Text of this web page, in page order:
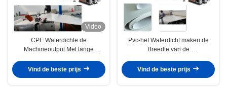
Video
CPE Waterdichte de
Machineoutput Met lange
Membraanuitdrijving
Vind de beste prijs
Pvc-het Waterdicht maken de
Breedte van de
6000 mm
Vind de beste prijs